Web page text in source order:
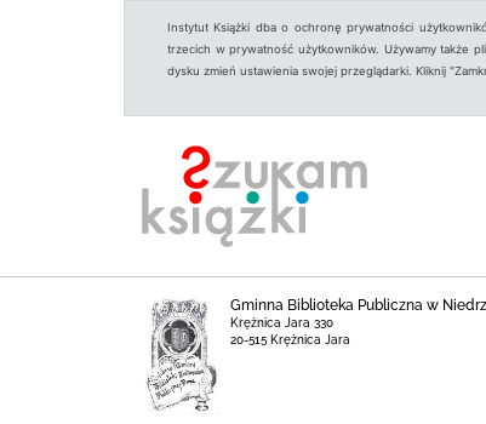
Instytut Książki dba o ochronę prywatności
trzecich w prywatność użytkowników. Używamy także
dysku zmień ustawienia swojej przeglądarki. Kliknij
Gminna Biblioteka Publiczna w
Krężnica Jara 330
20-515 Krężnica Jara